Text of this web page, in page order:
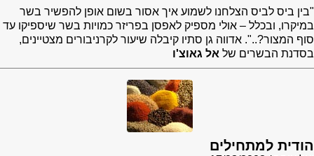
"בין ביס לביס הצלחנו לשמוע איך אסור בשום אופן להפשיר בשר
במיקרו, ובכלל – אולי מספיק לאפסן בפריזר כמויות בשר שיספיקו עד
סוף המצור?..". אדווה גן סתיו קיבלה שיעור לקרניבורים מצטיינים,
בסדנת הבשרים של אל גאוצ'ו
הודית למתחילים